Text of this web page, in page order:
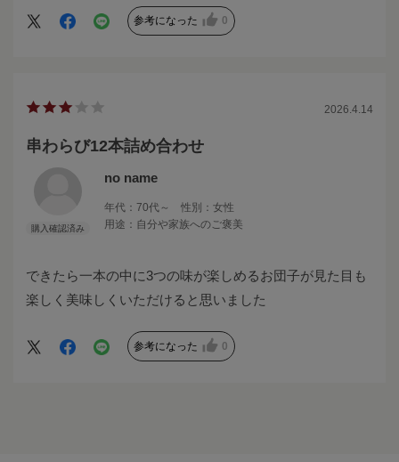
参考になった 0
2026.4.14
串わらび12本詰め合わせ
no name
年代： 70代～ 性別： 女性
用途： 自分や家族へのご褒美
できたら一本の中に3つの味が楽しめるお団子が見た目も
楽しく美味しくいただけると思いました
参考になった 0